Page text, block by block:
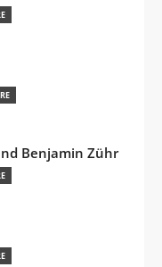
Benjamin Zühr